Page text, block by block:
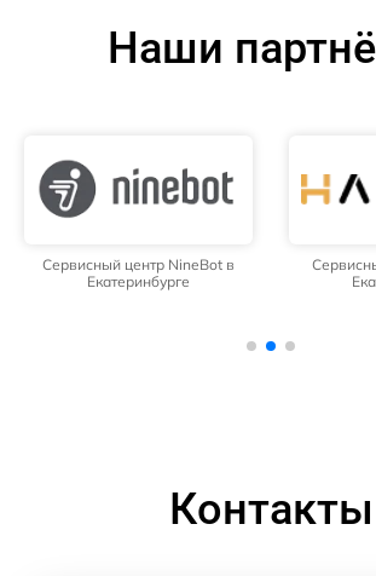
Наши
Сервисный центр NineBot в
Екатеринбурге
Контакты